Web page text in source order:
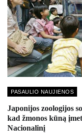
PASAULIO NAUJIENOS
Japonijos zoologijos
kad žmonos kūną
Nacionalinį